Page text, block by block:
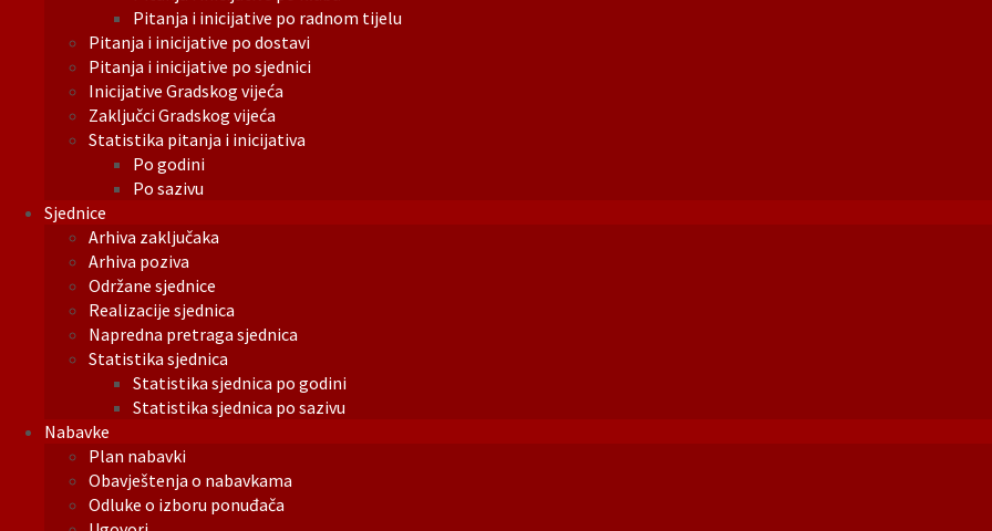
Pitanja i inicijative po radnom tijelu
Pitanja i inicijative po dostavi
Pitanja i inicijative po sjednici
Inicijative Gradskog vijeća
Zaključci Gradskog vijeća
Statistika pitanja i inicijativa
Po godini
Po sazivu
Sjednice
Arhiva zaključaka
Arhiva poziva
Održane sjednice
Realizacije sjednica
Napredna pretraga sjednica
Statistika sjednica
Statistika sjednica po godini
Statistika sjednica po sazivu
Nabavke
Plan nabavki
Obavještenja o nabavkama
Odluke o izboru ponuđača